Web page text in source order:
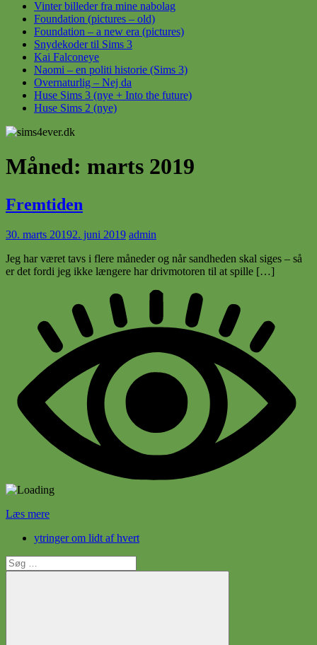
Vinter billeder fra mine nabolag
Foundation (pictures – old)
Foundation – a new era (pictures)
Snydekoder til Sims 3
Kai Falconeye
Naomi – en politi historie (Sims 3)
Overnaturlig – Nej da
Huse Sims 3 (nye + Into the future)
Huse Sims 2 (nye)
Måned: marts 2019
Fremtiden
30. marts 20192. juni 2019 admin
Jeg har været tavs i flere måneder og når sandheden skal siges – så
er det fordi jeg ikke længere har drivmotoren til at spille […]
Læs mere
ytringer om lidt af hvert
Søg
efter: